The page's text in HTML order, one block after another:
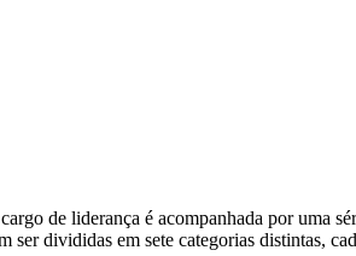
de liderança é acompanhada por uma
ser divididas em sete categorias distintas,